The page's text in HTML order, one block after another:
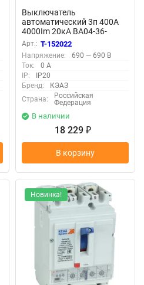
Выключатель
автоматический 3п 400А
4000Im 20кА ВА04-36-
340010 УХЛ3 690В AC КЭАЗ
107560
Арт.: T-152022
Напряжение:
690 — 690 В
Ток:
0 А
IP:
IP20
Бренд:
КЭАЗ
Страна:
Российская
Федерация
В наличии
18 229 ₽
В корзину
Новинка!